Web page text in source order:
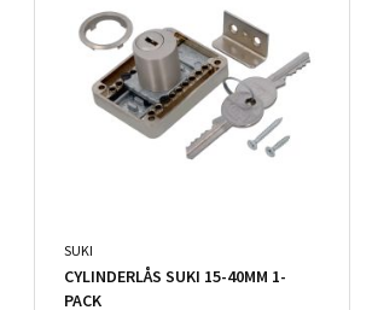
SUKI
CYLINDERLÅS SUKI 15-40MM 1-
PACK